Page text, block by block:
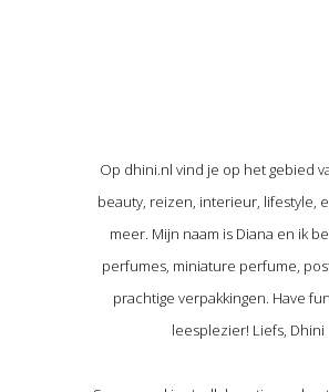
Op dhini.nl vind je op het gebied
beauty, reizen, interieur, lifestyle,
meer. Mijn naam is Diana en ik
perfumes, miniature perfume,
prachtige verpakkingen. Have
leesplezier! Liefs, Dhini